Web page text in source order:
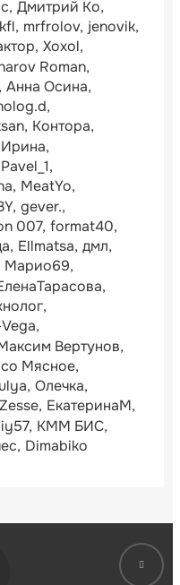
Дмитрий Ко
mrfrolov jenovik
Xoxol
Roman
Анна Осина
Контора
Pavel_1
MeatYo
gever.
007 format40
Ellmatsa дмл
Марио69
Вертунов
Мясное
Олечка
ЕкатеринаМ
КММ БИС
Dimabiko